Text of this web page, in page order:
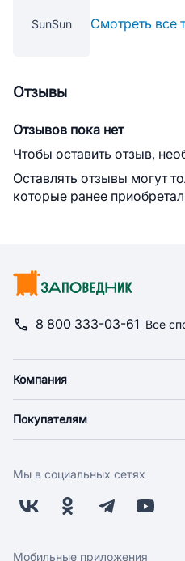
SunSun Смотреть все
Отзывы
Отзывов пока нет
Чтобы оставить отзыв,
Оставлять отзывы могут
которые ранее
8 800 333-03-61 Все
Компания
Новости
Поставщикам
Заводчикам
Обратная связь
Покупателям
Оплата
Бонусная программа
Скидки и акции
Мы в социальных сетях
Мобильные приложения